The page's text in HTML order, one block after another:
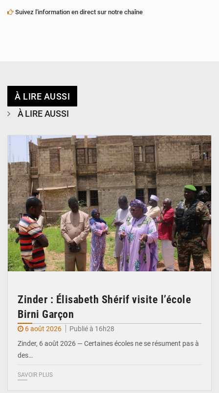
Suivez l'information en direct sur notre chaîne
À LIRE AUSSI
À LIRE AUSSI
Zinder : Élisabeth Shérif visite l’école
Birni Garçon
6 août 2026
Publié à 16h28
Zinder, 6 août 2026 — Certaines écoles ne se résument pas à
des…
SAVOIR PLUS